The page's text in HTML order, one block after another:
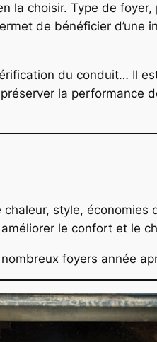
la choisir. Type de
de bénéficier
du conduit… Il
la performance
style,
le confort et le
foyers année